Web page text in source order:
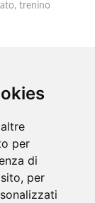
per
di
per
trenino
e vacanze
e
Törggelen nelle
e vacanze
agosto
va in scena
Polimeno